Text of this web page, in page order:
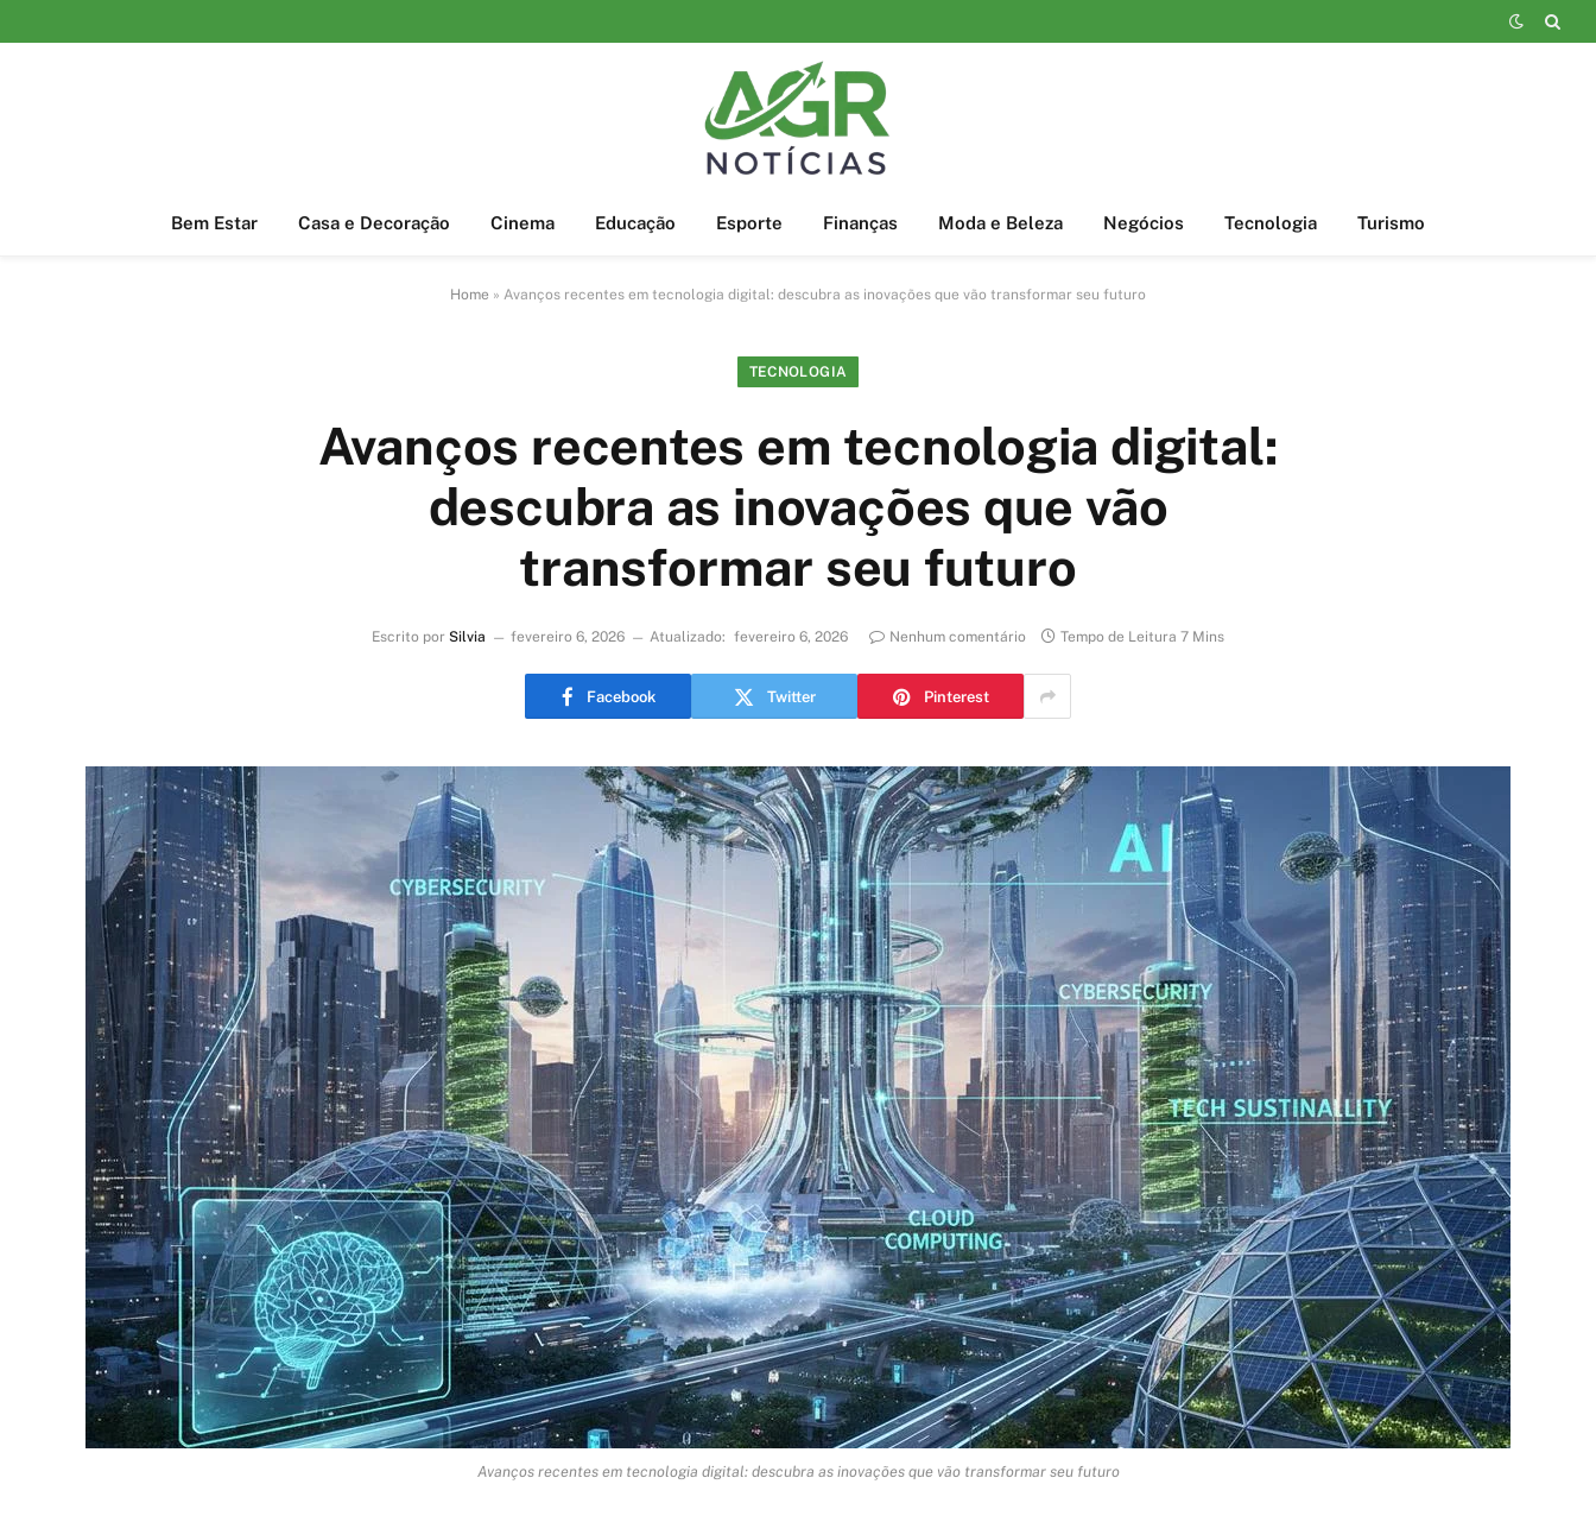
Bem Estar Casa e Decoração Cinema Educação Esporte Finanças Moda e Beleza Negócios Tecnologia Turismo
Home » Avanços recentes em tecnologia digital: descubra as inovações que vão transformar seu futuro
TECNOLOGIA
Avanços recentes em tecnologia digital:
descubra as inovações que vão
transformar seu futuro
Escrito por Silvia fevereiro 6, 2026 Atualizado: fevereiro 6, 2026 Nenhum comentário Tempo de Leitura 7 Mins
Facebook Twitter Pinterest
Avanços recentes em tecnologia digital: descubra as inovações que vão transformar seu futuro